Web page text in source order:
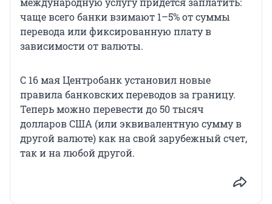
чаще всего банки взимают 1–5% от суммы
перевода или фиксированную плату в
зависимости от валюты.
С 16 мая Центробанк установил новые
правила банковских переводов за границу.
Теперь можно перевести до 50 тысяч
долларов США (или эквивалентную сумму в
другой валюте) как на свой зарубежный счет,
так и на любой другой.